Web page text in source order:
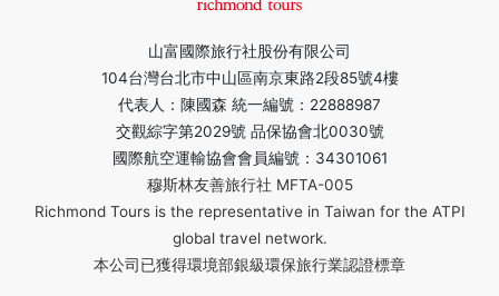
山富國際旅行社股份有限公司
104台灣台北市中山區南京東路2段85號4樓
代表人：陳國森 統一編號：22888987
交觀綜字第2029號 品保協會北0030號
國際航空運輸協會會員編號：34301061
穆斯林友善旅行社 MFTA-005
Richmond Tours is the representative in Taiwan for the ATPI
global travel network.
本公司已獲得環境部銀級環保旅行業認證標章